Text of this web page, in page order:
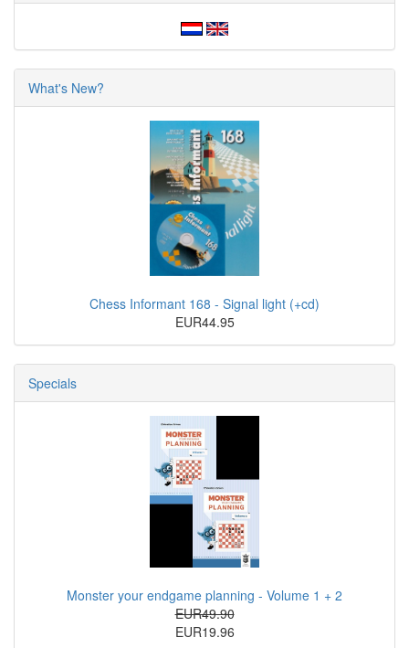
What's New?
Chess Informant 168 - Signal light (+cd)
EUR44.95
Specials
Monster your endgame planning - Volume 1 + 2
EUR49.90
EUR19.96